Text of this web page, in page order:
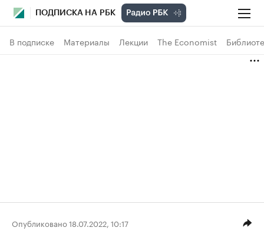
ПОДПИСКА НА РБК
В подписке Материалы Лекции The Economist
Опубликовано 18.07.2022, 10:17